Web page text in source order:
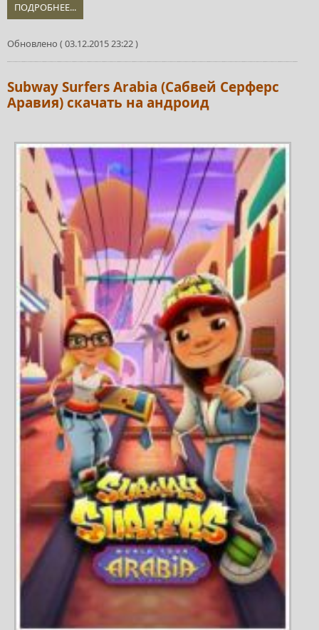
ПОДРОБНЕЕ...
Обновлено ( 03.12.2015 23:22 )
Subway Surfers Arabia (Сабвей Серферс
Аравия) скачать на андроид